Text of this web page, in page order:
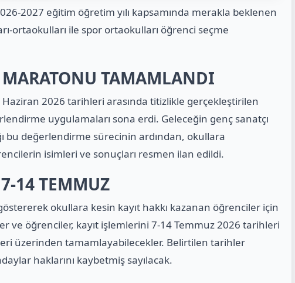
2027 eğitim öğretim yılı kapsamında merakla beklenen
ortaokulları ile spor ortaokulları öğrenci seçme
TAMAMLANDI
Haziran 2026 tarihleri arasında titizlikle gerçekleştirilen
uygulamaları sona erdi. Geleceğin genç sanatçı
bu değerlendirme sürecinin ardından, okullara
isimleri ve sonuçları resmen ilan edildi.
14 TEMMUZ
okullara kesin kayıt hakkı kazanan öğrenciler için
ve öğrenciler, kayıt işlemlerini 7-14 Temmuz 2026 tarihleri
üzerinden tamamlayabilecekler. Belirtilen tarihler
haklarını kaybetmiş sayılacak.